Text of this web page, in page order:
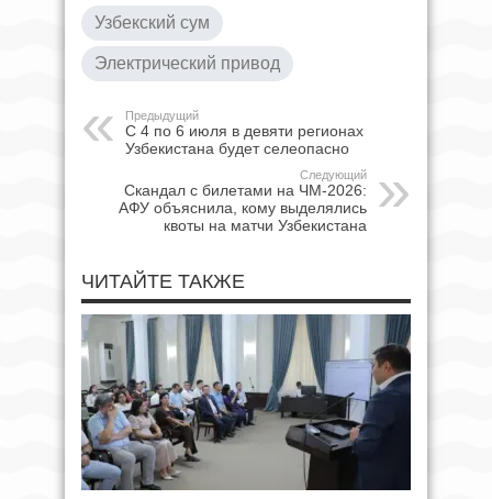
Узбекский сум
Электрический привод
Предыдущий
С 4 по 6 июля в девяти регионах
Узбекистана будет селеопасно
Следующий
Скандал с билетами на ЧМ-2026:
АФУ объяснила, кому выделялись
квоты на матчи Узбекистана
ЧИТАЙТЕ ТАКЖЕ